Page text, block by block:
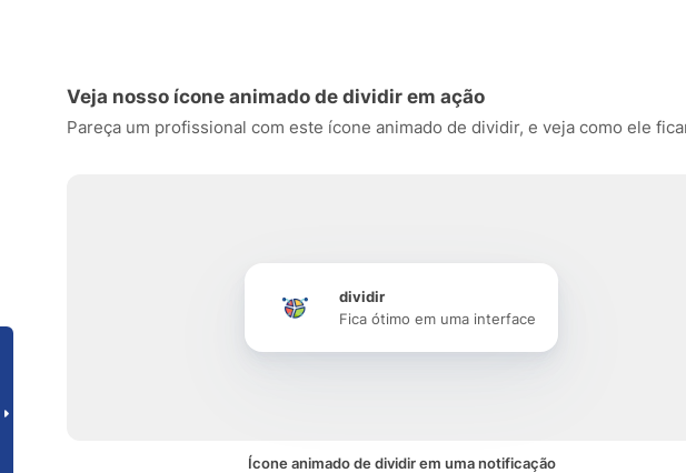
Veja nosso ícone animado de dividir em ação
Pareça um profissional com este ícone animado de dividir, e veja como ele
dividir
Fica ótimo em uma interface
Ícone animado de dividir em uma notificação